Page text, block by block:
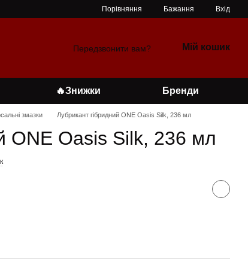
Порівняння Бажання Вхід
Передзвонити вам? Мій кошик
🔥Знижки Бренди
змазки Лубрикант гібридний ONE Oasis Silk, 236 мл
ONE Oasis Silk, 236 мл